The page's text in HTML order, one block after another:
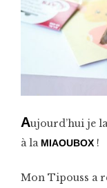
Aujourd’hui je
à la MIAOUBOX !
Mon Tipouss a